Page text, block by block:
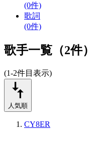
(0件)
歌詞
(0件)
歌手一覧（2件）
(1-2件目表示)
人気順
CY8ER